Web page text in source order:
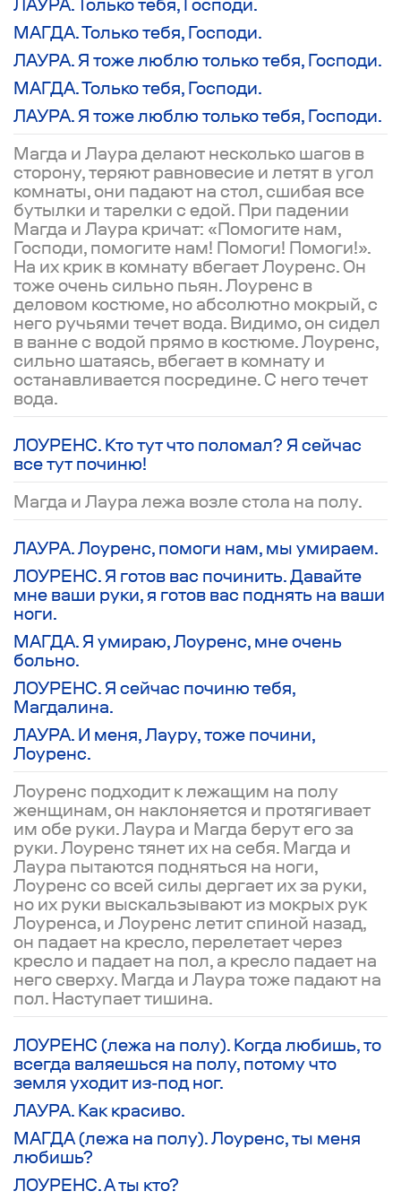
МАГДА. Только тебя, Господи.
ЛАУРА. Я тоже люблю только тебя, Господи.
МАГДА. Только тебя, Господи.
ЛАУРА. Я тоже люблю только тебя, Господи.
Магда и Лаура делают несколько шагов в
сторону, теряют равновесие и летят в угол
комнаты, они падают на стол, сшибая все
бутылки и тарелки с едой. При падении
Магда и Лаура кричат: «Помогите нам,
Господи, помогите нам! Помоги! Помоги!».
На их крик в комнату вбегает Лоуренс. Он
тоже очень сильно пьян. Лоуренс в
деловом костюме, но абсолютно мокрый, с
него ручьями течет вода. Видимо, он сидел
в ванне с водой прямо в костюме. Лоуренс,
сильно шатаясь, вбегает в комнату и
останавливается посредине. С него течет
вода.
ЛОУРЕНС. Кто тут что поломал? Я сейчас
все тут починю!
Магда и Лаура лежа возле стола на полу.
ЛАУРА. Лоуренс, помоги нам, мы умираем.
ЛОУРЕНС. Я готов вас починить. Давайте
мне ваши руки, я готов вас поднять на ваши
ноги.
МАГДА. Я умираю, Лоуренс, мне очень
больно.
ЛОУРЕНС. Я сейчас починю тебя,
Магдалина.
ЛАУРА. И меня, Лауру, тоже почини,
Лоуренс.
Лоуренс подходит к лежащим на полу
женщинам, он наклоняется и протягивает
им обе руки. Лаура и Магда берут его за
руки. Лоуренс тянет их на себя. Магда и
Лаура пытаются подняться на ноги,
Лоуренс со всей силы дергает их за руки,
но их руки выскальзывают из мокрых рук
Лоуренса, и Лоуренс летит спиной назад,
он падает на кресло, перелетает через
кресло и падает на пол, а кресло падает на
него сверху. Магда и Лаура тоже падают на
пол. Наступает тишина.
ЛОУРЕНС (лежа на полу). Когда любишь, то
всегда валяешься на полу, потому что
земля уходит из-под ног.
ЛАУРА. Как красиво.
МАГДА(лежа на полу). Лоуренс, ты меня
любишь?
ЛОУРЕНС. А ты кто?